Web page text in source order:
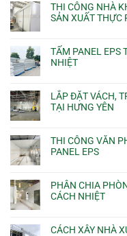
THI CÔNG NHÀ
SẢN XUẤT THỰC
TẤM PANEL EPS
NHIỆT
LẮP ĐẶT VÁCH,
TẠI HƯNG YÊN
THI CÔNG VĂN
PANEL EPS
PHÂN CHIA
CÁCH NHIỆT
CÁCH XÂY NHÀ